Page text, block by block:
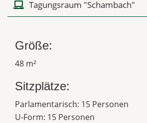
Tagungsraum "Schambach"
Größe:
48 m²
Sitzplätze:
Parlamentarisch: 15 Personen
U-Form: 15 Personen